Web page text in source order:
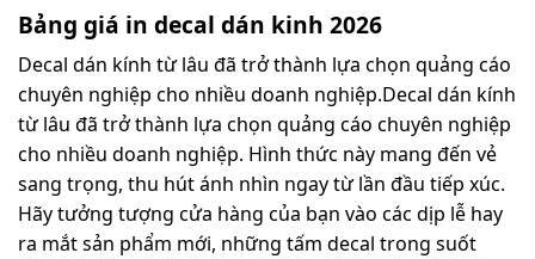
Bảng giá in decal dán kinh 2026
Decal dán kính từ lâu đã trở thành lựa chọn quảng cáo
chuyên nghiệp cho nhiều doanh nghiệp.Decal dán kính
từ lâu đã trở thành lựa chọn quảng cáo chuyên nghiệp
cho nhiều doanh nghiệp. Hình thức này mang đến vẻ
sang trọng, thu hút ánh nhìn ngay từ lần đầu tiếp xúc.
Hãy tưởng tượng cửa hàng của bạn vào các dịp lễ hay
ra mắt sản phẩm mới, những tấm decal trong suốt